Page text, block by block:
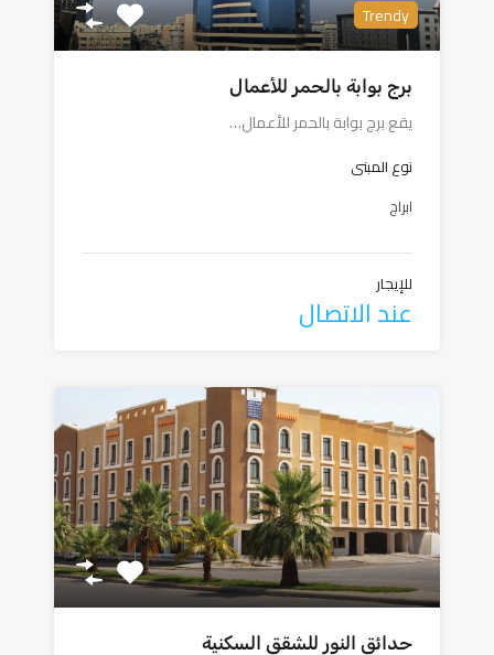
Trendy
برج بوابة بالحمر للأعمال
يقع برج بوابة بالحمر للأعمال…
نوع المبنى
ابراج
للإيجار
عند الاتصال
حدائق النور للشقق السكنية